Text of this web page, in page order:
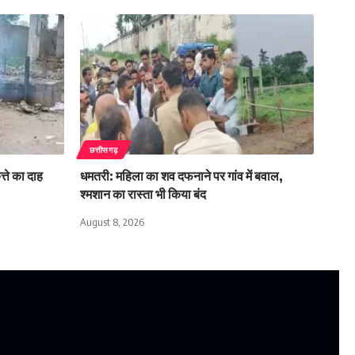
का दाह
छत्तीसगढ़
धमतरी: महिला का शव दफनाने पर गांव में बवाल,
श्मशान का रास्ता भी किया बंद
August 8, 2026